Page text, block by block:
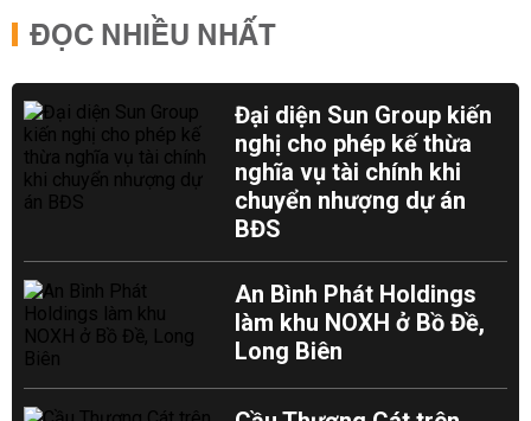
ĐỌC NHIỀU NHẤT
Đại diện Sun Group kiến
nghị cho phép kế thừa
nghĩa vụ tài chính khi
chuyển nhượng dự án
BĐS
An Bình Phát Holdings
làm khu NOXH ở Bồ Đề,
Long Biên